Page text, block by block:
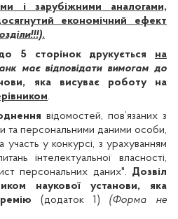
і зарубіжними аналогами,
економічний ефект
.
5 сторінок друкується на
має відповідати вимогам до
яка висуває роботу на
.
відомостей, пов’язаних з
та персональними даними особи,
участь у конкурсі, з урахуванням
інтелектуальної власності,
персональних даних". Дозвіл
наукової установи, яка
(додаток 1) (Форма не